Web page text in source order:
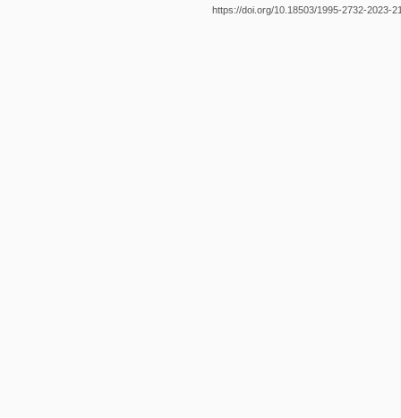
https://doi.org/10.18503/1995-2732-2023-